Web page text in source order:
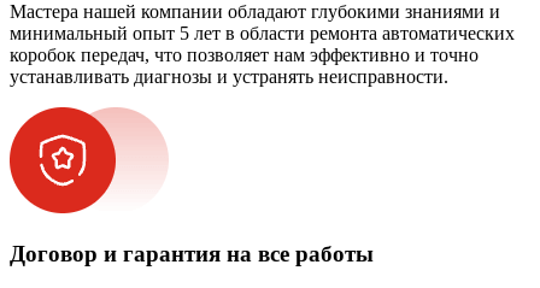
Мастера нашей компании обладают глубокими знаниями и
минимальный опыт 5 лет в области ремонта автоматических
коробок передач, что позволяет нам эффективно и точно
устанавливать диагнозы и устранять неисправности.
Договор и гарантия на все работы